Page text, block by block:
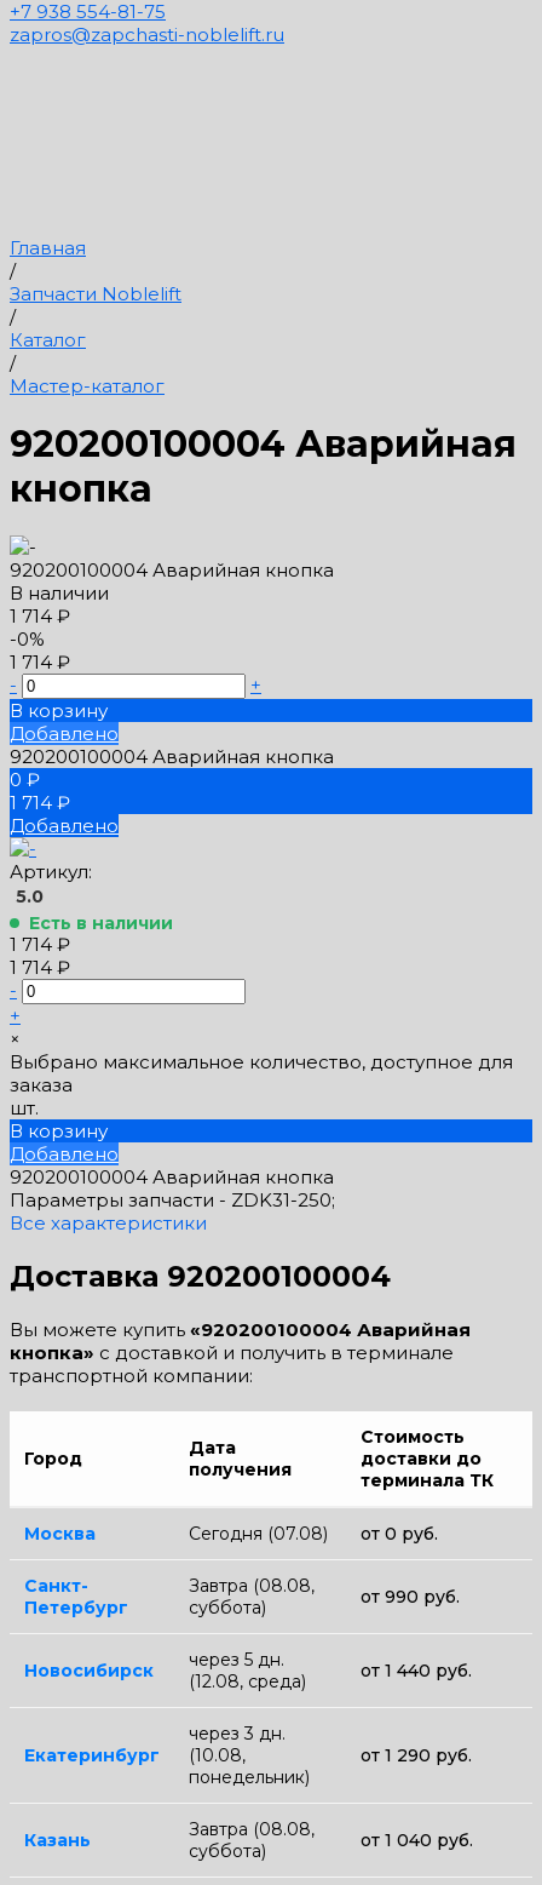
+7 938 554-81-75
zapros@zapchasti-noblelift.ru
Главная
/
Запчасти Noblelift
/
Каталог
/
Мастер-каталог
920200100004 Аварийная
кнопка
920200100004 Аварийная кнопка
В наличии
1 714 ₽
-0%
1 714 ₽
-
+
В корзину
Добавлено
920200100004 Аварийная кнопка
0 ₽
1 714 ₽
Добавлено
Артикул:
5.0
Есть в наличии
1 714 ₽
1 714 ₽
-
+
×
Выбрано максимальное количество, доступное для
заказа
шт.
В корзину
Добавлено
920200100004 Аварийная кнопка
Параметры запчасти - ZDK31-250;
Все характеристики
Доставка 920200100004
Вы можете купить «920200100004 Аварийная
кнопка» с доставкой и получить в терминале
транспортной компании:
Город
Дата
получения
Стоимость
доставки до
терминала ТК
Москва Сегодня (07.08) от 0 руб.
Санкт-
Петербург
Завтра (08.08,
суббота)
от 990 руб.
Новосибирск
через 5 дн.
(12.08, среда)
от 1 440 руб.
Екатеринбург
через 3 дн.
(10.08,
понедельник)
от 1 290 руб.
Казань
Завтра (08.08,
суббота)
от 1 040 руб.